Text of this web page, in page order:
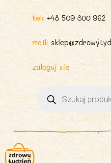
tel: +48 509 800 962
mail:
zaloguj się
produktów